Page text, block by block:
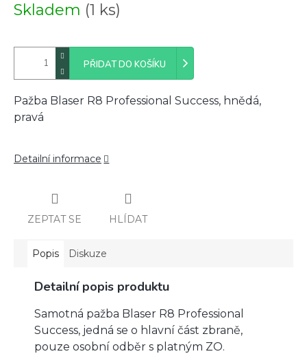
cena:
Skladem (1 ks)
PŘIDAT DO KOŠÍKU
Pažba Blaser R8 Professional Success, hnědá,
pravá
Detailní informace
ZEPTAT SE HLÍDAT
Popis Diskuze
Detailní popis produktu
Samotná pažba Blaser R8 Professional
Success, jedná se o hlavní část zbraně,
pouze osobní odběr s platným ZO.